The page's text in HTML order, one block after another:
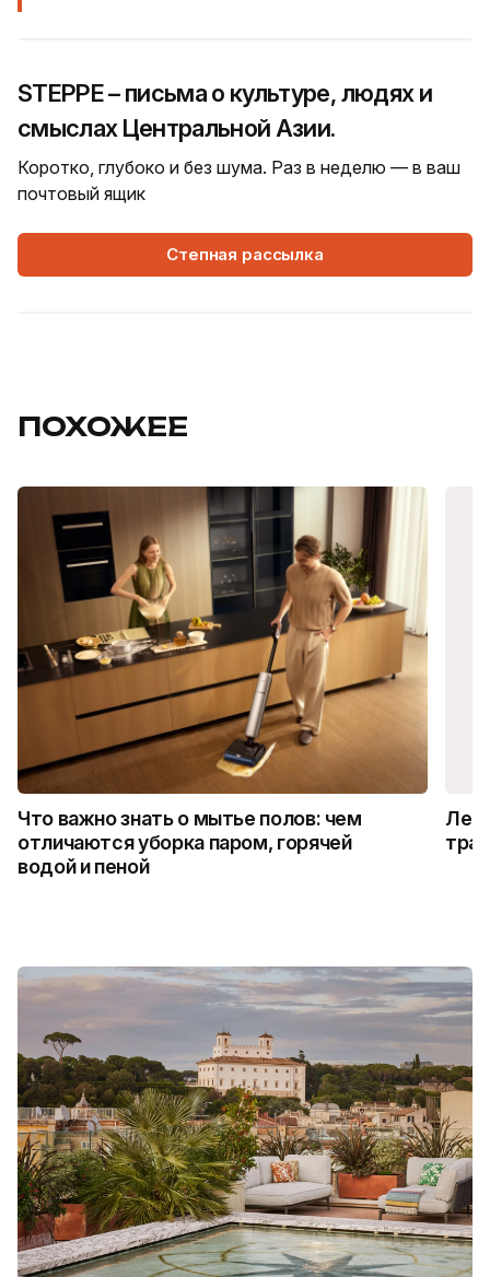
STEPPE – письма о культуре, людях и
смыслах Центральной Азии.
Коротко, глубоко и без шума. Раз в неделю — в ваш
почтовый ящик
Степная рассылка
ПОХОЖЕЕ
Что важно знать о мытье полов: чем
отличаются уборка паром, горячей
водой и пеной